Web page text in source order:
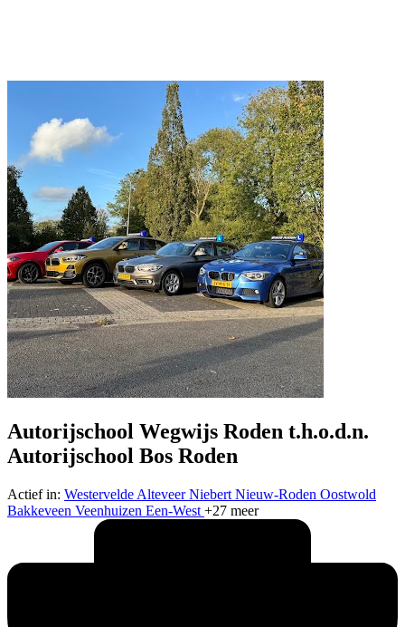
Autorijschool Wegwijs Roden t.h.o.d.n.
Autorijschool Bos Roden
Actief in: Westervelde AlteveerNiebert Nieuw-Roden Oostwold
Bakkeveen Veenhuizen Een-West +27 meer